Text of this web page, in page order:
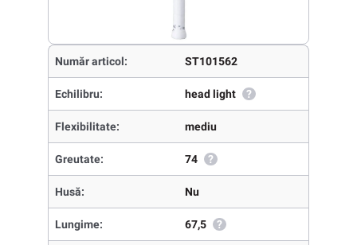
Număr articol: ST101562
Echilibru: head light ?
Flexibilitate: mediu
Greutate: 74 ?
Husă: Nu
Lungime: 67,5 ?